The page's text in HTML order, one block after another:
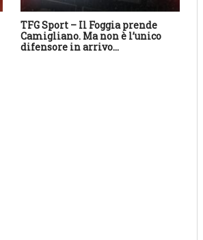
TFG Sport – Il Foggia prende
Camigliano. Ma non è l’unico
difensore in arrivo…